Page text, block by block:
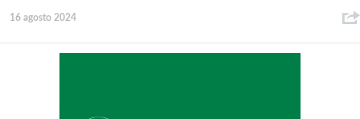
16 agosto 2024